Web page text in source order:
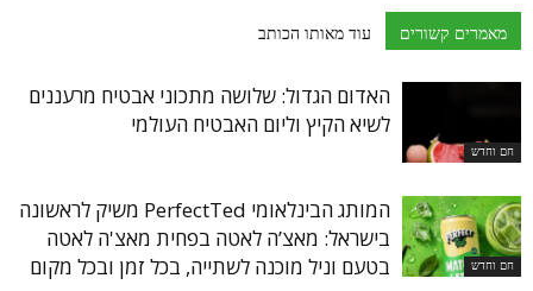
מאמרים קשורים עוד מאותו הכותב
חם וחדש
האדום הגדול: שלושה מתכוני אבטיח מרעננים
לשיא הקיץ וליום האבטיח העולמי
חם וחדש
המותג הבינלאומי PerfectTed משיק לראשונה
בישראל: מאצ’ה לאטה בפחית מאצ'ה לאטה
בטעם וניל מוכנה לשתייה, בכל זמן ובכל מקום